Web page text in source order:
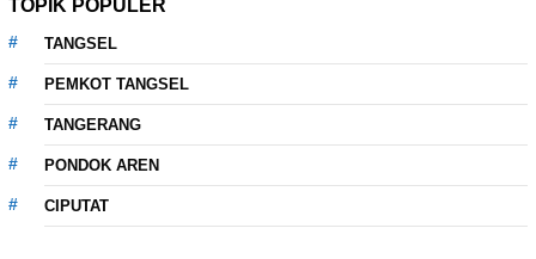
TOPIK POPULER
TANGSEL
PEMKOT TANGSEL
TANGERANG
PONDOK AREN
CIPUTAT